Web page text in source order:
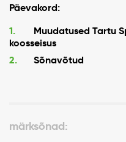
Päevakord:
Muudatused Tartu
koosseisus
Sõnavõtud
märksõnad: